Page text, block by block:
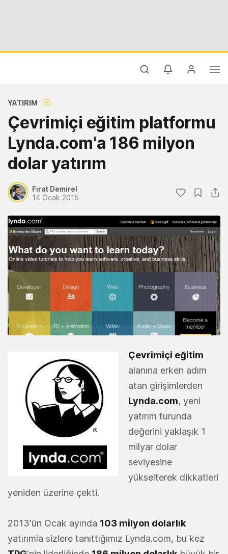
YATIRIM
Çevrimiçi eğitim platformu
Lynda.com'a 186 milyon
dolar yatırım
Fırat Demirel
14 Ocak 2015
Çevrimiçi eğitim
alanına erken adım
atan girişimlerden
Lynda.com, yeni
yatırım turunda
değerini yaklaşık 1
milyar dolar
seviyesine
yükselterek dikkatleri
yeniden üzerine çekti.
2013'ün Ocak ayında 103 milyon dolarlık
yatırımla sizlere tanıttığımız Lynda.com, bu kez